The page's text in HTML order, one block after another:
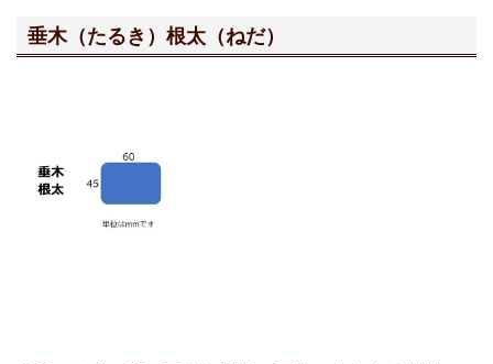
垂木（たるき）根太（ねだ）